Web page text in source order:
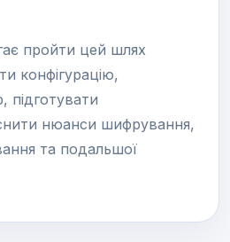
пройти цей шлях
конфігурацію,
підготувати
нюанси шифрування,
та подальшої